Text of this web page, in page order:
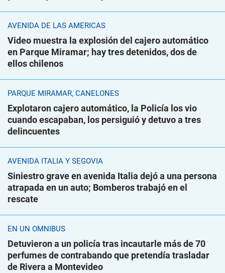
AVENIDA DE LAS AMÉRICAS
Video muestra la explosión del cajero automático
en Parque Miramar; hay tres detenidos, dos de
ellos chilenos
PARQUE MIRAMAR, CANELONES
Explotaron cajero automático, la Policía los vio
cuando escapaban, los persiguió y detuvo a tres
delincuentes
AVENIDA ITALIA Y SEGOVIA
Siniestro grave en avenida Italia dejó a una persona
atrapada en un auto; Bomberos trabajó en el
rescate
EN UN ÓMNIBUS
Detuvieron a un policía tras incautarle más de 70
perfumes de contrabando que pretendía trasladar
de Rivera a Montevideo